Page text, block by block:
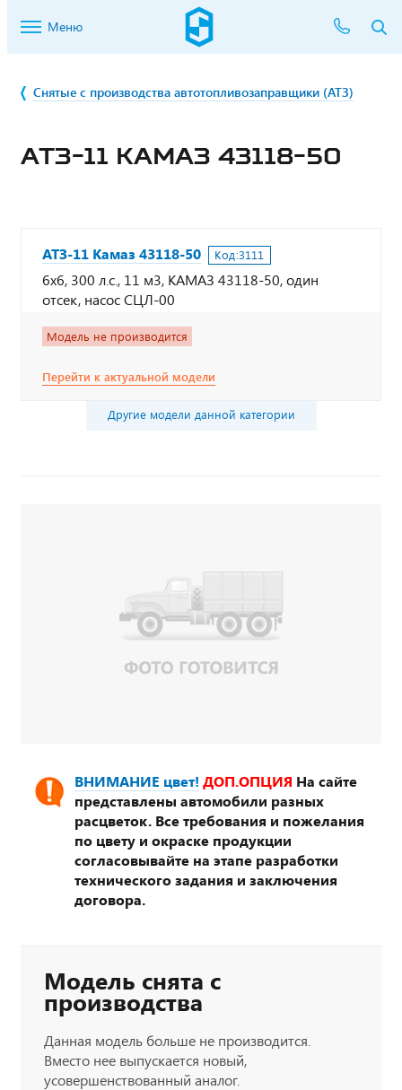
Меню
Снятые с производства автотопливозаправщики (АТЗ)
АТЗ-11 КАМАЗ 43118-50
АТЗ-11 Камаз 43118-50 Код:3111
6х6, 300 л.с., 11 м3, КАМАЗ 43118-50, один
отсек, насос СЦЛ-00
Модель не производится
Перейти к актуальной модели
Другие модели данной категории
ВНИМАНИЕ цвет! ДОП.ОПЦИЯ На сайте
представлены автомобили разных
расцветок. Все требования и пожелания
по цвету и окраске продукции
согласовывайте на этапе разработки
технического задания и заключения
договора.
Модель снята с
производства
Данная модель больше не производится.
Вместо нее выпускается новый,
усовершенствованный аналог.